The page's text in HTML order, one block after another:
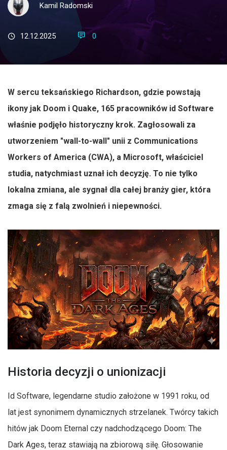
Kamil Radomski
12.12.2025 0
W sercu teksańskiego Richardson, gdzie powstają
ikony jak Doom i Quake, 165 pracowników id Software
właśnie podjęło historyczny krok. Zagłosowali za
utworzeniem "wall-to-wall" unii z Communications
Workers of America (CWA), a Microsoft, właściciel
studia, natychmiast uznał ich decyzję. To nie tylko
lokalna zmiana, ale sygnał dla całej branży gier, która
zmaga się z falą zwolnień i niepewności.
Historia decyzji o unionizacji
Id Software, legendarne studio założone w 1991 roku, od
lat jest synonimem dynamicznych strzelanek. Twórcy takich
hitów jak Doom Eternal czy nadchodzącego Doom: The
Dark Ages, teraz stawiają na zbiorową siłę. Głosowanie